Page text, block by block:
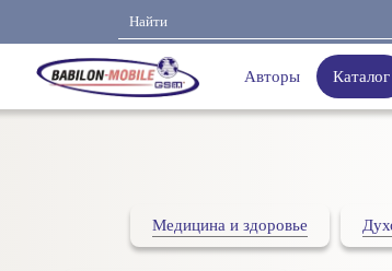
Авторы Каталог
Медицина и здоровье